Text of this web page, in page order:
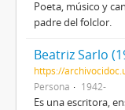
Poeta, músico y
padre del folclor.
Beatriz Sarlo
https://
Persona
1942-
Es una escritora,